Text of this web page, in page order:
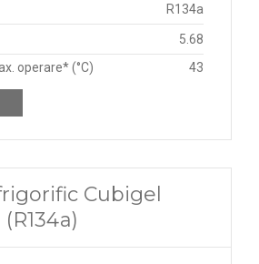
R134a
5.68
operare* (°C)
43
Cubigel